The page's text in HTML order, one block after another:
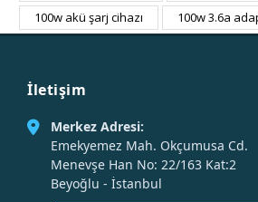
100w akü şarj cihazı
100w 3.6a
İletişim
Merkez Adresi:
Emekyemez Mah. Okçumusa Cd.
Menevşe Han No: 22/163 Kat:2
Beyoğlu - İstanbul